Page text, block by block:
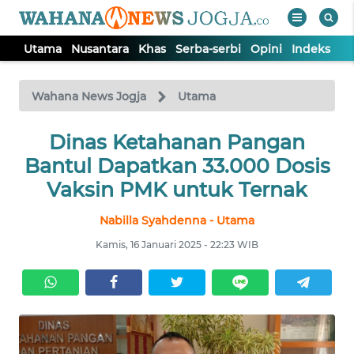
Utama Nusantara Khas Serba-serbi Opini Indeks
Wahana News Jogja Utama
Dinas Ketahanan Pangan
Bantul Dapatkan 33.000 Dosis
Vaksin PMK untuk Ternak
Nabilla Syahdenna - Utama
Kamis, 16 Januari 2025 - 22:23 WIB
TV
Tutup
UTAMA
NUSANTARA
SERBA-
SERBI
OPINI